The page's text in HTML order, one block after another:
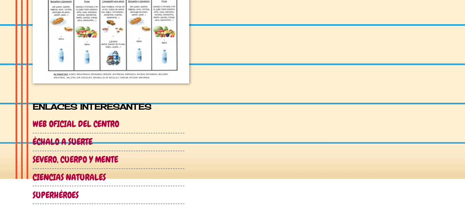
ENLACES INTERESANTES
WEB OFICIAL DEL CENTRO
ÉCHALO A SUERTE
SEVERO, CUERPO Y MENTE
CIENCIAS NATURALES
SUPERHÉROES